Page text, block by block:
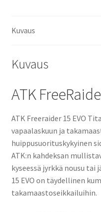
Kuvaus
Kuvaus
ATK
ATK Freeraider 15 EVO
vapaalaskuun ja
huippusuorituskykyinen
ATK:n kahdeksan
kyseessä jyrkkä nousu tai
15 EVO on täydellinen
takamaastoseikkailuihin.